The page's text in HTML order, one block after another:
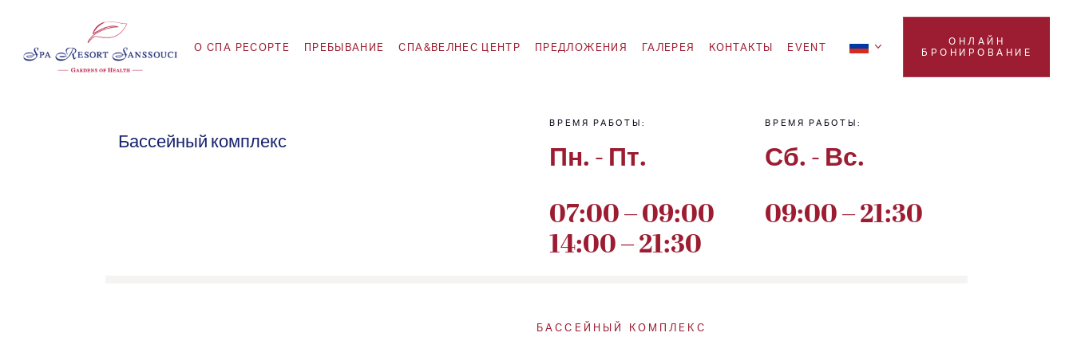
O СПА РЕСОРТЕ ПРЕБЫВАНИЕ СПА&ВЕЛНЕС ЦЕНТР ПРЕДЛОЖЕНИЯ ГАЛЕРЕЯ KOНТАКТЫ EVENT
ОНЛАЙН
БРОНИРОВАНИЕ
Бассейный комплекс
ВРЕМЯ РАБОТЫ:
Пн. - Пт.
07:00 – 09:00
14:00 – 21:30
ВРЕМЯ РАБОТЫ:
Сб. - Вс.
09:00 – 21:30
БАССЕЙНЫЙ КОМПЛЕКС